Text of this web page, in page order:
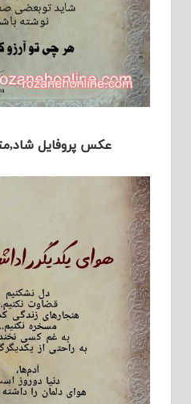
عکس پروفایل